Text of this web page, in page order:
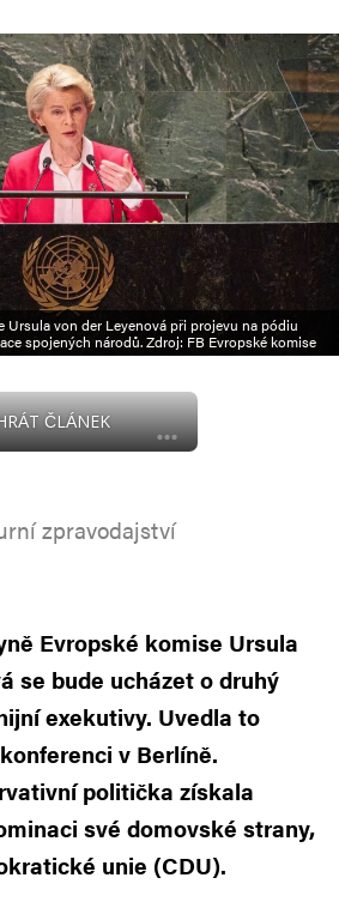
Ursula von der Leyenová při projevu na pódiu
spojených národů. Zdroj: FB Evropské komise
ČLÁNEK
zpravodajství
Evropské komise Ursula
se bude ucházet o druhý
exekutivy. Uvedla to
v Berlíně.
politička získala
své domovské strany,
unie (CDU).